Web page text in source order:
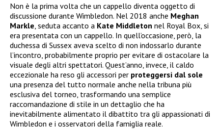
Non è la prima volta che un cappello diventa oggetto di
discussione durante Wimbledon. Nel 2018 anche Meghan
Markle , seduta accanto a Kate Middleton nel Royal Box, si
era presentata con un cappello. In quell’occasione, però, la
duchessa di Sussex aveva scelto di non indossarlo durante
l’incontro, probabilmente proprio per evitare di ostacolare la
visuale degli altri spettatori. Quest’anno, invece, il caldo
eccezionale ha reso gli accessori per proteggersi dal sole
una presenza del tutto normale anche nella tribuna più
esclusiva del torneo, trasformando una semplice
raccomandazione di stile in un dettaglio che ha
inevitabilmente alimentato il dibattito tra gli appassionati di
Wimbledon e i osservatori della famiglia reale.